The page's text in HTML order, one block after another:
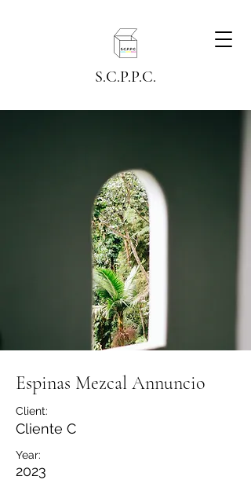
S.C.P.P.C.
Espinas Mezcal Annuncio
Client:
Cliente C
Year:
2023